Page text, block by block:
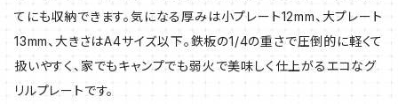
てにも収納できます。気になる厚みは小プレート12mm、大プレート
13mm、大きさはA4サイズ以下。鉄板の1/4の重さで圧倒的に軽くて
扱いやすく、家でもキャンプでも弱火で美味しく仕上がるエコなグ
リルプレートです。